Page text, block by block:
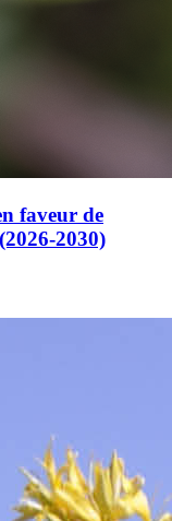
faveur de
2030)